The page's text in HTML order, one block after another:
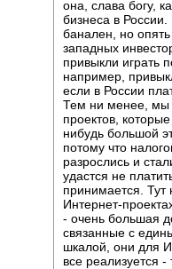
она, слава богу,
бизнеса в России.
банален, но
западных
привыкли играть
например,
если в России
Тем ни менее, мы
проектов,
нибудь большой
потому что
разрослись и
удастся не
принимается. Тут
Интернет-
- очень большая
связанные с
шкалой, они для
все реализуется